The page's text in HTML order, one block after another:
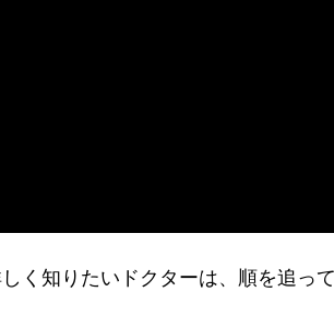
く知りたいドクターは、順を追っ